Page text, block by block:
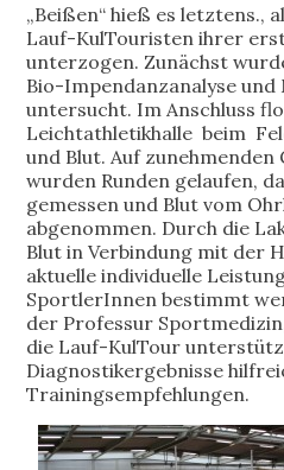
„Beißen“ hieß es letztens.,
Lauf-KulTouristen ihrer
unterzogen. Zunächst
Bio-Impendanzanalyse
untersucht. Im Anschluss
Leichtathletikhalle beim
und Blut. Auf
wurden Runden gelaufen,
gemessen und Blut vom
abgenommen. Durch die
Blut in Verbindung mit der
aktuelle individuelle
SportlerInnen bestimmt
der Professur
die Lauf-KulTour
Diagnostikergebnisse
Trainingsempfehlungen.